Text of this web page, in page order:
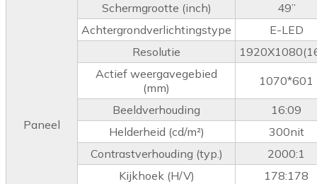
Paneel
Schermgrootte (inch)
49”
Achtergrondverlichtingstype
E-LED
Resolutie
Actief weergavegebied
(mm)
1070*601
Beeldverhouding
16:09
Helderheid (cd/m²)
300nit
Contrastverhouding (typ.)
2000:1
Kijkhoek (H/V)
178:178